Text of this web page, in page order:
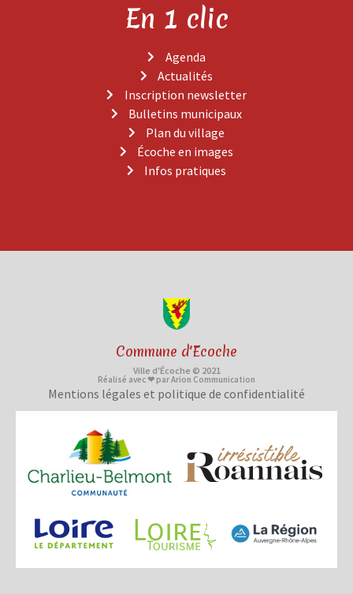
En 1 clic
Agenda
Actualités
Inscription newsletter
Bulletins municipaux
Plan du village
Écoche en images
Infos pratiques
Commune d'Ecoche
Ville d'Écoche © 2021
Réalisé avec ❤ par Arion Communication
Mentions légales et politique de confidentialité